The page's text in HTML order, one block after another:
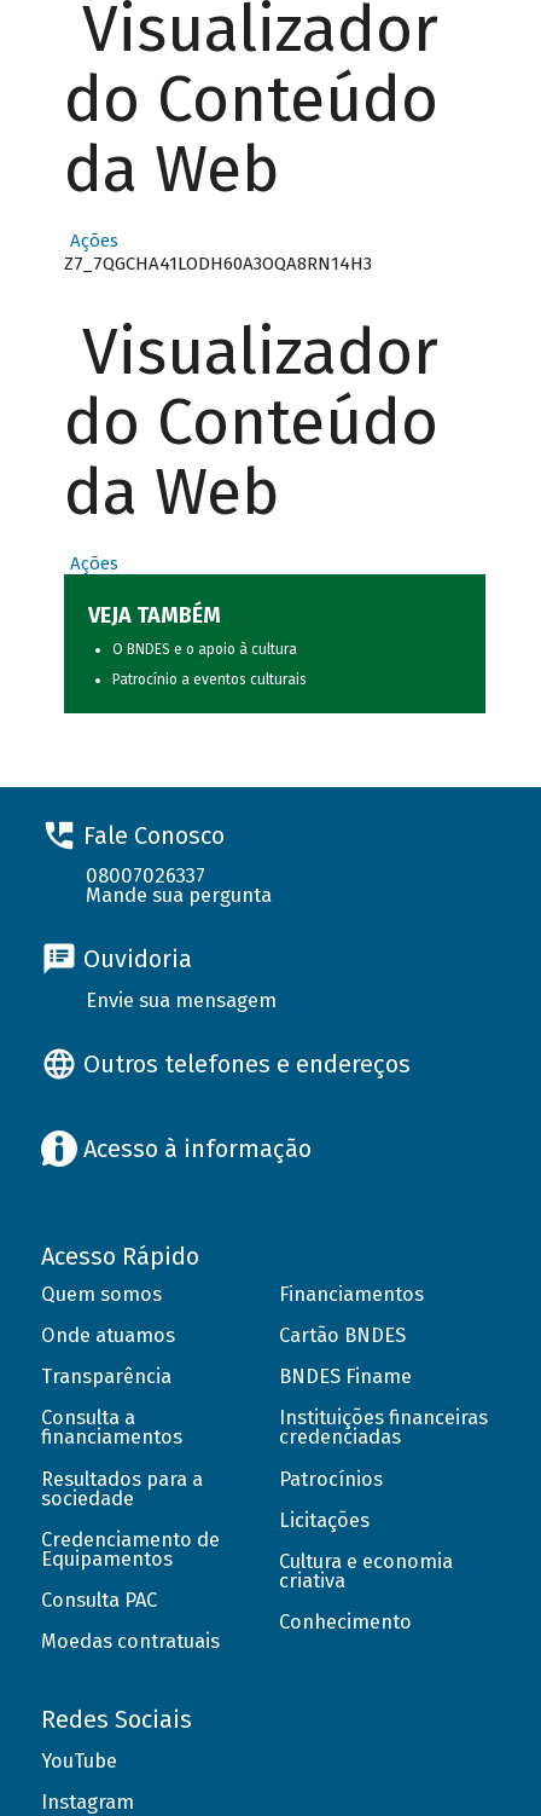
Visualizador
do Conteúdo
da Web
Ações
Z7_7QGCHA41LODH60A3OQA8RN14H3
Visualizador
do Conteúdo
da Web
Ações
VEJA TAMBÉM
O BNDES e o apoio à cultura
Patrocínio a eventos culturais
Fale Conosco
08007026337
Mande sua pergunta
Ouvidoria
Envie sua mensagem
Outros telefones e endereços
Acesso à informação
Acesso Rápido
Quem somos
Onde atuamos
Transparência
Consulta a
financiamentos
Resultados para a
sociedade
Credenciamento de
Equipamentos
Consulta PAC
Moedas contratuais
Financiamentos
Cartão BNDES
BNDES Finame
Instituições financeiras
credenciadas
Patrocínios
Licitações
Cultura e economia
criativa
Conhecimento
Redes Sociais
YouTube
Instagram